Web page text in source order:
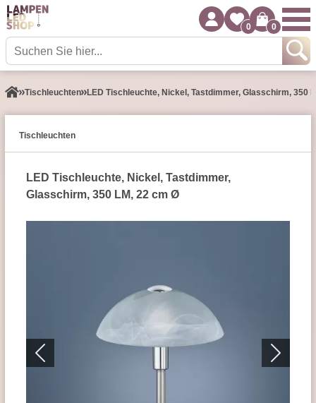
0 0
Tisch­leuchten LED Tischleuchte, Nickel, Tastdimmer, Glasschirm, 350
Tisch­leuchten
LED Tischleuchte, Nickel, Tastdimmer,
Glasschirm, 350 LM, 22 cm Ø